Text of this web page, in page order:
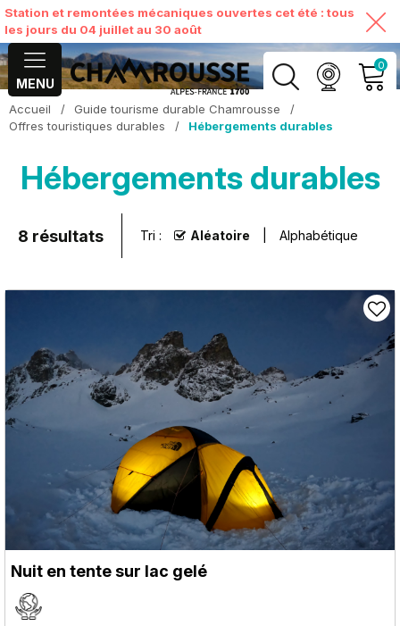
Station et remontées mécaniques ouvertes cet été : tous
les jours du 04 juillet au 30 août
MENU
0
MON COMPTE
VOIR MON PANIER
Accueil / Guide tourisme durable Chamrousse
/
Offres touristiques durables
/ Hébergements durables
Hébergements durables
8 résultats Tri : Aléatoire Alphabétique
Nuit en tente sur lac gelé